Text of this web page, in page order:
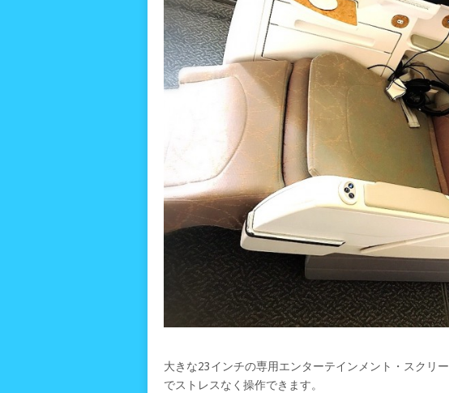
大きな23インチの専用エンターテインメント・スクリ
でストレスなく操作できます。